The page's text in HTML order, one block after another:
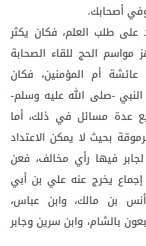
وفي أصحابك.
على طلب العلم، فكان يكثر
الحج للقاء الصحابة
أم المؤمنين، فكان
-صلى الله عليه وسلم-
عدة مسائل في ذلك، أما
بحيث لا يمكن الاعتداد
فيها رأي مخالف، فعن
يخرج عنه علي بن أبي
بن مالك، وابن عباس،
بالشام، وابن سرين وجابر